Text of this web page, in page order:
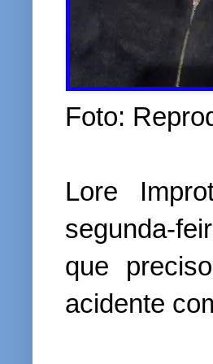
Foto:
Lore
segunda-
que
acidente